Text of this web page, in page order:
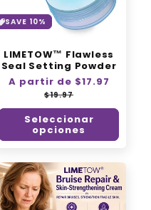
SAVE 10%
LIMETOW™ Flawless
Seal Setting Powder
Precio
habitual
A partir de $17.97
oferta
$19.97
Seleccionar
opciones